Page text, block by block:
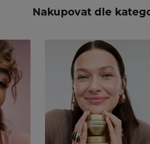
Nakupovat dle